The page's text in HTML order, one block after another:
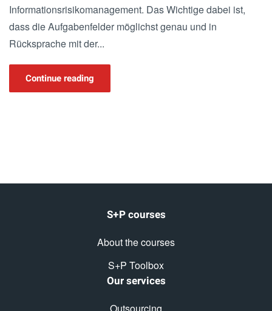
Informationsrisikomanagement. Das Wichtige dabei ist,
dass die Aufgabenfelder möglichst genau und in
Rücksprache mit der...
Continue reading
S+P courses
About the courses
S+P Toolbox
Our services